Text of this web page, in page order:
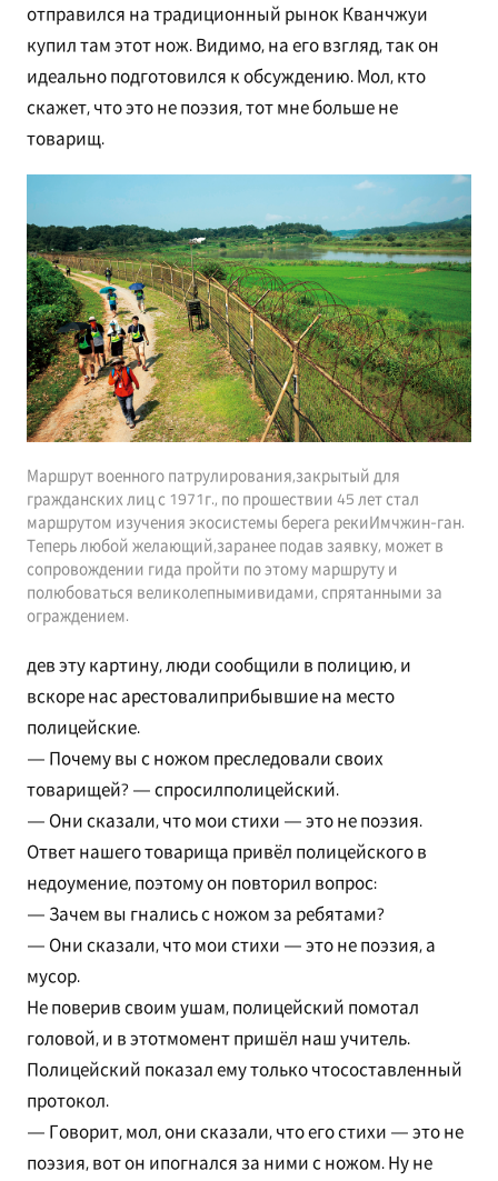
отправился на традиционный рынок Кванчжуи
купил там этот нож. Видимо, на его взгляд, так он
идеально подготовился к обсуждению. Мол, кто
скажет, что это не поэзия, тот мне больше не
товарищ.
Маршрут военного патрулирования,закрытый для
гражданских лиц с 1971г., по прошествии 45 лет стал
маршрутом изучения экосистемы берега рекиИмчжин-ган.
Теперь любой желающий,заранее подав заявку, может в
сопровождении гида пройти по этому маршруту и
полюбоваться великолепнымивидами, спрятанными за
ограждением.
дев эту картину, люди сообщили в полицию, и
вскоре нас арестовалиприбывшие на место
полицейские.
— Почему вы с ножом преследовали своих
товарищей? — спросилполицейский.
— Они сказали, что мои стихи — это не поэзия.
Ответ нашего товарища привёл полицейского в
недоумение, поэтому он повторил вопрос:
— Зачем вы гнались с ножом за ребятами?
— Они сказали, что мои стихи — это не поэзия, а
мусор.
Не поверив своим ушам, полицейский помотал
головой, и в этотмомент пришёл наш учитель.
Полицейский показал ему только чтосоставленный
протокол.
— Говорит, мол, они сказали, что его стихи — это не
поэзия, вот он ипогнался за ними с ножом. Ну не